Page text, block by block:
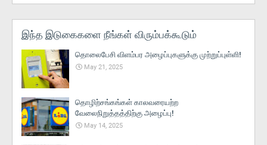
இந்த இடுகைகளை நீங்கள் விரும்பக்கூடும்
தொலைபேசி விளம்பர அழைப்புகளுக்கு முற்றுப்புள்ளி!
May 21, 2025
தொழிற்சங்கங்கள் காலவரையற்ற
வேலைநிறுத்தத்திற்கு அழைப்பு!
May 14, 2025